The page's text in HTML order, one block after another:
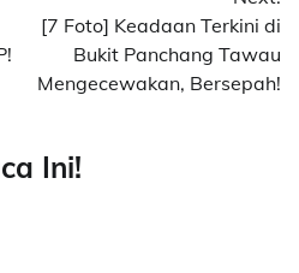
[7 Foto] Keadaan Terkini di
Bukit Panchang Tawau
Mengecewakan, Bersepah!
Ini!